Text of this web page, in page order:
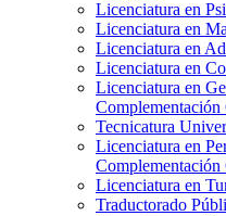
Licenciatura en
Licenciatura en
Licenciatura en
Licenciatura en
Licenciatura en
Tecnicatura
Licenciatura en
Licenciatura en
Traductorado